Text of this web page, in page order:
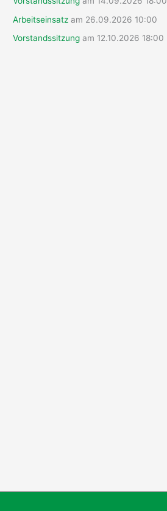
Arbeitseinsatz am 26.09.2026 10:00
Vorstandssitzung am 12.10.2026 18:00